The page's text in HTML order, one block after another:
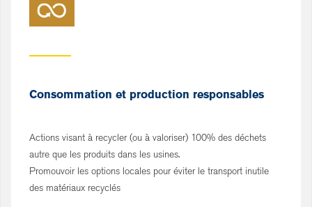
Consommation et production responsables
Actions visant à recycler (ou à valoriser) 100% des déchets
autre que les produits dans les usines.
Promouvoir les options locales pour éviter le transport inutile
des matériaux recyclés